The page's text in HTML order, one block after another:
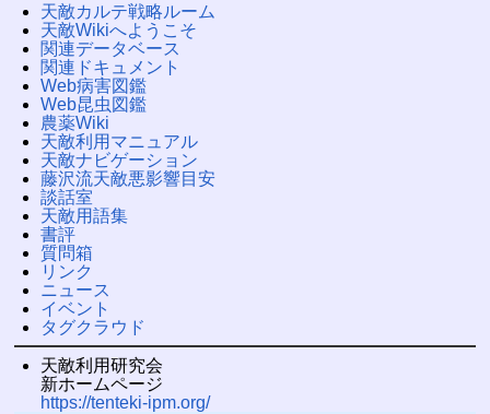
天敵カルテ戦略ルーム
天敵Wikiへようこそ
関連データベース
関連ドキュメント
Web病害図鑑
Web昆虫図鑑
農薬Wiki
天敵利用マニュアル
天敵ナビゲーション
藤沢流天敵悪影響目安
談話室
天敵用語集
書評
質問箱
リンク
ニュース
イベント
タグクラウド
天敵利用研究会
新ホームページ
https://tenteki-ipm.org/